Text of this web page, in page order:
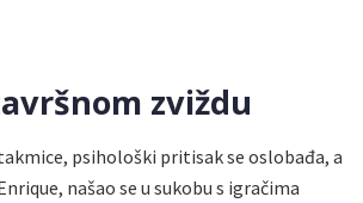
zviždu
psihološki pritisak se oslobađa, a
našao se u sukobu s igračima